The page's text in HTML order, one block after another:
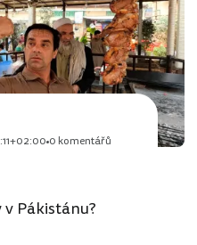
0 komentářů
Pákistánu?